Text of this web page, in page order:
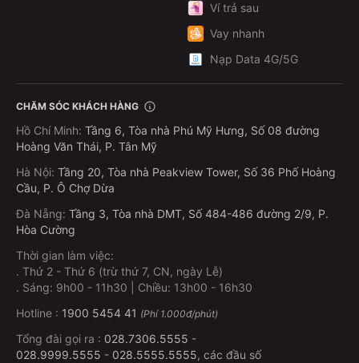
Ví trả sau
Vay nhanh
Nạp Data 4G/5G
CHĂM SÓC KHÁCH HÀNG
Hồ Chí Minh: Tầng 6, Tòa nhà Phú Mỹ Hưng, Số 08 đường
Hoàng Văn Thái, P. Tân Mỹ
Hà Nội: Tầng 20, Tòa nhà Peakview Tower, Số 36 Phố Hoàng
Cầu, P. Ô Chợ Dừa
Đà Nẵng: Tầng 3, Tòa nhà DMT, Số 484-486 đường 2/9, P.
Hòa Cường
Thời gian làm việc:
. Thứ 2 - Thứ 6 (trừ thứ 7, CN, ngày Lễ)
. Sáng: 9h00 - 11h30 | Chiều: 13h00 - 16h30
Hotline : 1900 5454 41 (Phí 1.000đ/phút)
Tổng đài gọi ra : 028.7306.5555 -
028.9999.5555 - 028.5555.5555, các đầu số